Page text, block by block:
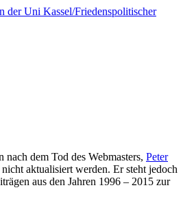
dem Tod des Webmasters, Peter
aktualisiert werden. Er steht jedoch
aus den Jahren 1996 – 2015 zur